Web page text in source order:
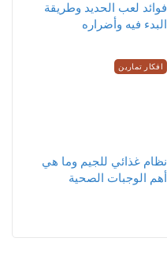
فوائد لعب الحديد وطريقة
البدء فيه وأضراره
افكار تمارين
نظام غذائي للجيم وما هي
أهم الوجبات الصحية